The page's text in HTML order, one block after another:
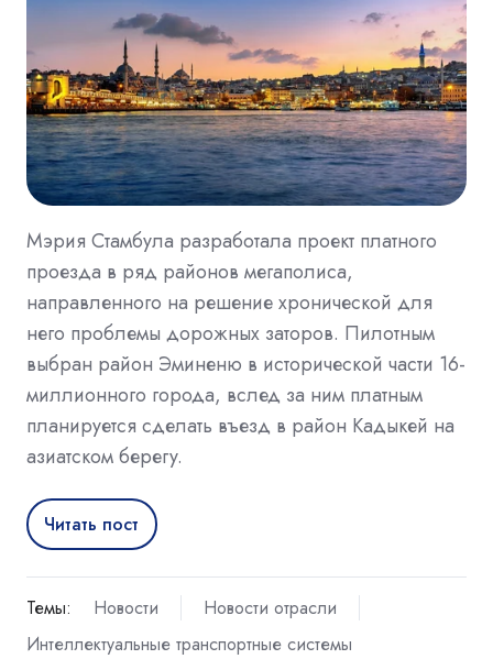
Мэрия Стамбула разработала проект платного
проезда в ряд районов мегаполиса,
направленного на решение хронической для
него проблемы дорожных заторов. Пилотным
выбран район Эминеню в исторической части 16-
миллионного города, вслед за ним платным
планируется сделать въезд в район Кадыкей на
азиатском берегу.
Читать пост
Темы: Новости
Новости отрасли
Интеллектуальные транспортные системы